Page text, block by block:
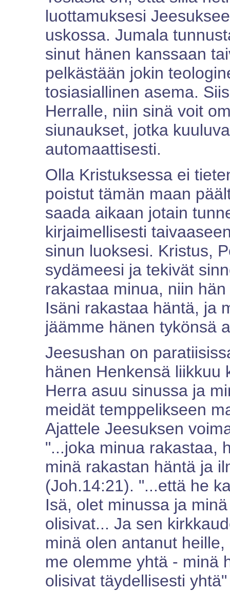
luottamuksesi
uskossa. Jumala
sinut hänen kanssaan
pelkästään jokin
tosiasiallinen asema.
Herralle, niin sinä voit
siunaukset, jotka
automaattisesti.
Olla Kristuksessa ei
poistut tämän maan
saada aikaan jotain
kirjaimellisesti
sinun luoksesi. Kristus,
sydämeesi ja tekivät
rakastaa minua, niin
Isäni rakastaa häntä, ja
jäämme hänen tykönsä
Jeesushan on
hänen Henkensä liikkuu
Herra asuu sinussa ja
meidät temppelikseen
Ajattele Jeesuksen
"...joka minua rakastaa,
minä rakastan häntä ja
(Joh.14:21). "...että he
Isä, olet minussa ja
olisivat... Ja sen
minä olen antanut
me olemme yhtä - minä
olisivat täydellisesti